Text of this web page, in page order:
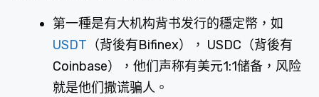
第一種是有大机构背书发行的穩定幣，如
USDT （背後有Bifinex）， USDC（背後有
Coinbase），他们声称有美元1:1储备，风险
就是他们撒谎骗人。